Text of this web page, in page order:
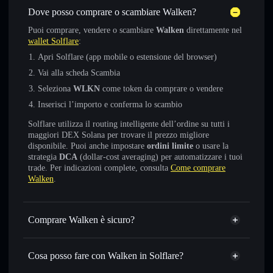
Dove posso comprare o scambiare Walken?
Puoi comprare, vendere o scambiare Walken direttamente nel
wallet Solflare:
Apri Solflare (app mobile o estensione del browser)
Vai alla scheda Scambia
Seleziona WLKN come token da comprare o vendere
Inserisci l’importo e conferma lo scambio
Solflare utilizza il routing intelligente dell’ordine su tutti i
maggiori DEX Solana per trovare il prezzo migliore
disponibile. Puoi anche impostare ordini limite o usare la
strategia DCA (dollar-cost averaging) per automatizzare i tuoi
trade. Per indicazioni complete, consulta Come comprare
Walken.
Comprare Walken è sicuro?
Walken token verificato
Cosa posso fare con Walken in Solflare?